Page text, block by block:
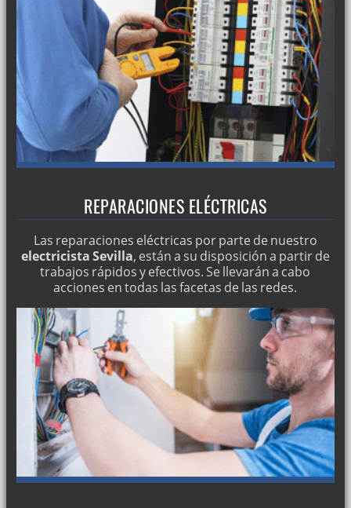
REPARACIONES ELÉCTRICAS
Las reparaciones eléctricas por parte de nuestro
electricista Sevilla, están a su disposición a partir de
trabajos rápidos y efectivos. Se llevarán a cabo
acciones en todas las facetas de las redes.